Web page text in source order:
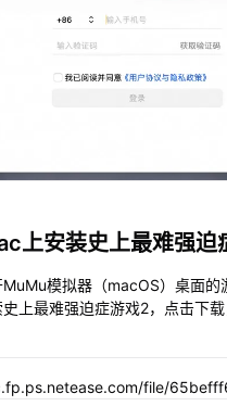
上安装史上最难强迫
模拟器（macOS）桌面的
上最难强迫症游戏2，点击下